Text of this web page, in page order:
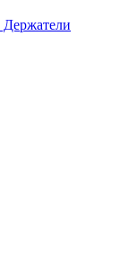
Держатели